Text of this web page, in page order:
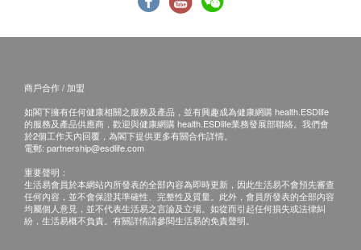
查詢熱線: 852-52360198
商戶合作 / 加盟
如閣下擁有任何健康相關之服務及產品，並有興趣成為健康網購 health.ESDlife
的服務及產品供應商，歡迎與健康網購 health.ESDlife業務發展部聯絡。我們會
於2個工作天內回覆，為閣下提供更多有關合作詳情。
電郵: partnership@esdlife.com
重要聲明：
生活易會員於本網站內所發表的全部內容為即時更新，因此生活易不會預先審查
任何內容，並不會保證其準確性、完整性及質量。此外，會員所發表的全部內容
均屬個人意見，並不代表生活易之言論及立場。如從而引起任何損失或法律糾
紛，生活易概不負責。有關詳情請參閱生活易的免責聲明。